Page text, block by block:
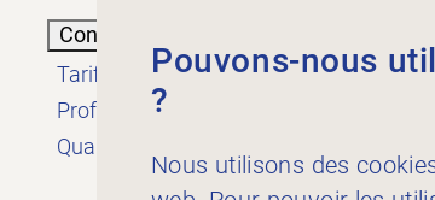
Connaissances
Tarifs
Profession
Qualité
À
Pouvons-nous
?
Nous utilisons des